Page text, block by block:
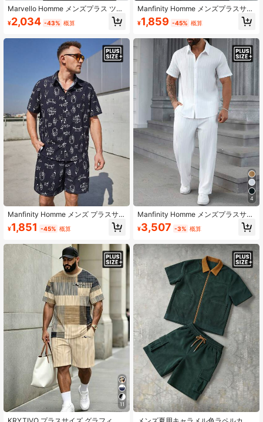
Marvello Homme メンズプラス ツー
トーン ＆パンツ シャツ
¥2,034 -43% 概算
Manfinity Homme メンズ プラスサ
イズ イヤホンプリント かわいい 2点
セット
¥1,851 -45% 概算
11
Manfinity Homme メンズプラスサイ
ズtシャツ セット 赤と黒のストライ
プデザイン
¥1,859 -45% 概算
4
Manfinity Homme メンズプラスサイ
ズ 無地 シンプル デイリー 2ピースセ
ットアップ、プレーンカジュアルセ
¥3,507 -3% 概算